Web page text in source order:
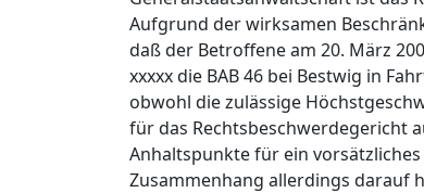
Aufgrund der wirksamen
daß der Betroffene am 20. März
xxxxx die BAB 46 bei Bestwig in
obwohl die zulässige
für das Rechtsbeschwerdegericht
Anhaltspunkte für ein
Zusammenhang allerdings darauf